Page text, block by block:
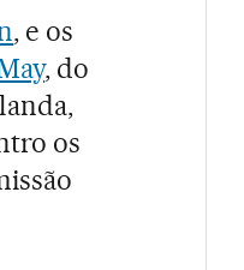
, e os
, do
os